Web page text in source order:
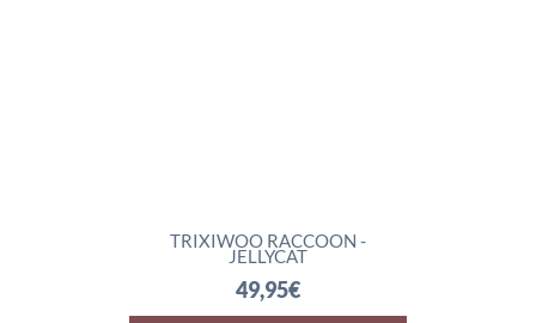
TRIXIWOO RACCOON -